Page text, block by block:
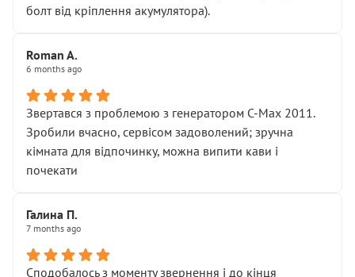
болт від кріплення акумулятора).
Roman A.
6 months ago
Звертався з проблемою з генератором C-Max 2011.
Зробили вчасно, сервісом задоволений; зручна
кімната для відпочинку, можна випити кави і
почекати
Галина П.
7 months ago
Сподобалось з моменту звернення і до кінця